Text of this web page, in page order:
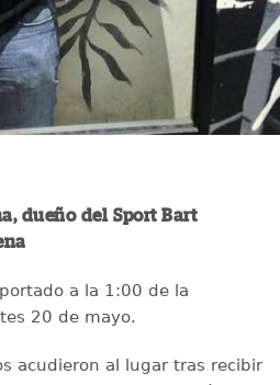
dueño del Sport Bart
a la 1:00 de la
20 de mayo.
acudieron al lugar tras recibir